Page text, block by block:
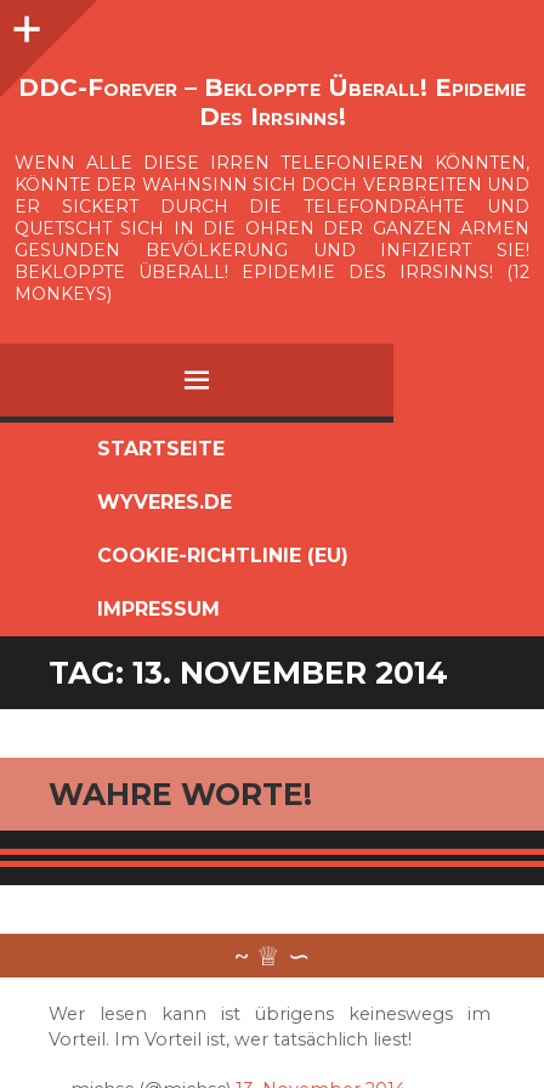
O
p
e
n
i
d
e
b
a
DDC-Forever – Bekloppte Überall! Epidemie
Des Irrsinns!
WENN ALLE DIESE IRREN TELEFONIEREN KÖNNTEN,
KÖNNTE DER WAHNSINN SICH DOCH VERBREITEN UND
ER SICKERT DURCH DIE TELEFONDRÄHTE UND
QUETSCHT SICH IN DIE OHREN DER GANZEN ARMEN
GESUNDEN BEVÖLKERUNG UND INFIZIERT SIE!
BEKLOPPTE ÜBERALL! EPIDEMIE DES IRRSINNS! (12
MONKEYS)
MENÜ
SPRINGEN
STARTSEITE
WYVERES.DE
COOKIE-RICHTLINIE (EU)
IMPRESSUM
Seitenleiste
TAG: 13. NOVEMBER 2014
WAHRE WORTE!
Wer lesen kann ist übrigens keineswegs im
Vorteil. Im Vorteil ist, wer tatsächlich liest!